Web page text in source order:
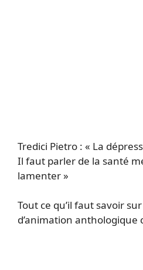
Tredici Pietro : « La
Il faut parler de la santé
lamenter »
Tout ce qu’il faut savoir
d’animation anthologique